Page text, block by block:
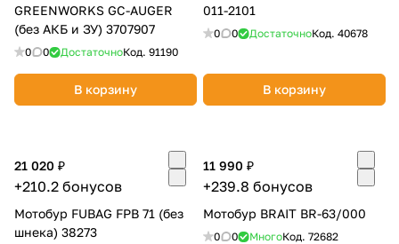
GREENWORKS GC-AUGER
(без АКБ и ЗУ) 3707907
0 0 ДостаточноКод. 91190
В корзину
011-2101
0 0 ДостаточноКод. 40678
В корзину
21 020 ₽
+210.2 бонусов
Мотобур FUBAG FPB 71 (без
шнека) 38273
11 990 ₽
+239.8 бонусов
Мотобур BRAIT BR-63/000
0 0 МногоКод. 72682
Оплачивайте сегодня только
% картой любого банка
Получайте товар
Оставшиеся 75 % будут
списываться
с вашей карты
по25% каждые 2 недели